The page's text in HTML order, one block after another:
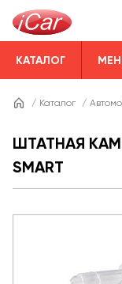
КАТАЛОГ
/ Каталог /
ШТАТНАЯ
SMART